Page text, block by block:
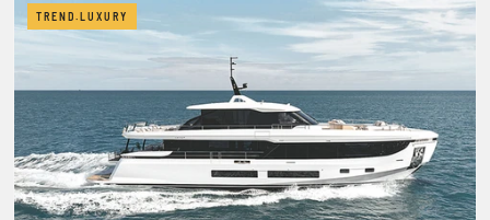
TREND.LUXURY